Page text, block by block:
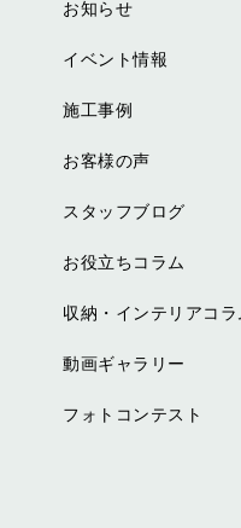
お知らせ
イベント情報
施工事例
お客様の声
スタッフブログ
お役立ちコラム
収納・インテリアコラ
動画ギャラリー
フォトコンテスト